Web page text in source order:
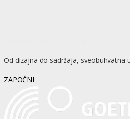
Od dizajna do sadržaja, sveobuhvatna
ZAPOČNI